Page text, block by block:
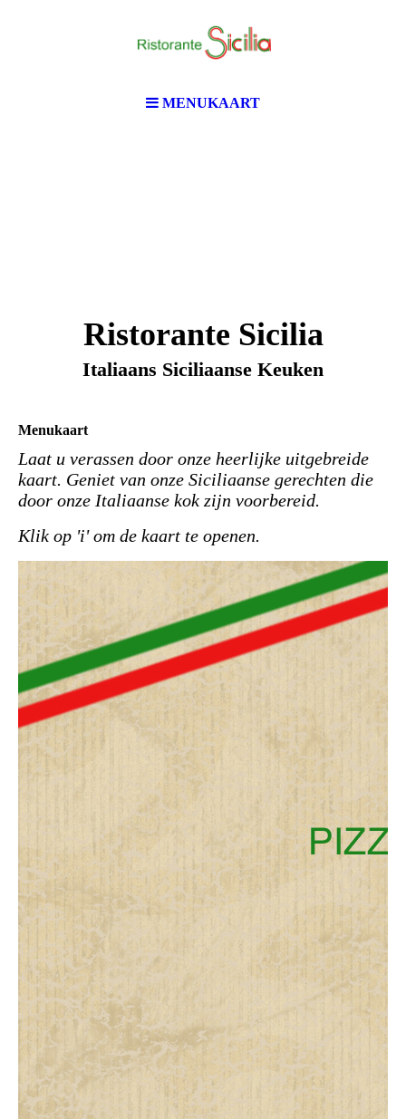
MENUKAART
Ristorante Sicilia
Italiaans Siciliaanse Keuken
Menukaart
Laat u verassen door onze heerlijke uitgebreide
kaart. Geniet van onze Siciliaanse gerechten die
door onze Italiaanse kok zijn voorbereid.
Klik op 'i' om de kaart te openen.